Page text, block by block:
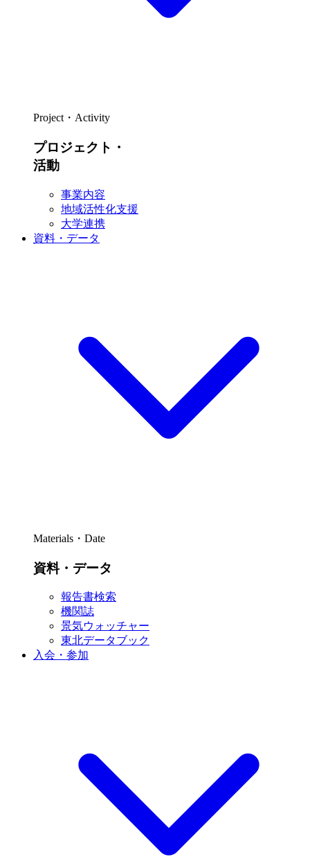
Project・Activity
プロジェクト・
活動
事業内容
地域活性化支援
大学連携
資料・データ
Materials・Date
資料・データ
報告書検索
機関誌
景気ウォッチャー
東北データブック
入会・参加